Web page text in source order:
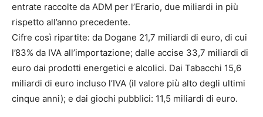
entrate raccolte da ADM per l’Erario, due miliardi in più
rispetto all’anno precedente.
Cifre così ripartite: da Dogane 21,7 miliardi di euro, di cui
l’83% da IVA all’importazione; dalle accise 33,7 miliardi di
euro dai prodotti energetici e alcolici. Dai Tabacchi 15,6
miliardi di euro incluso l’IVA (il valore più alto degli ultimi
cinque anni); e dai giochi pubblici: 11,5 miliardi di euro.